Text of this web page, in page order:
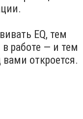
EQ, тем
в работе — и тем
откроется.